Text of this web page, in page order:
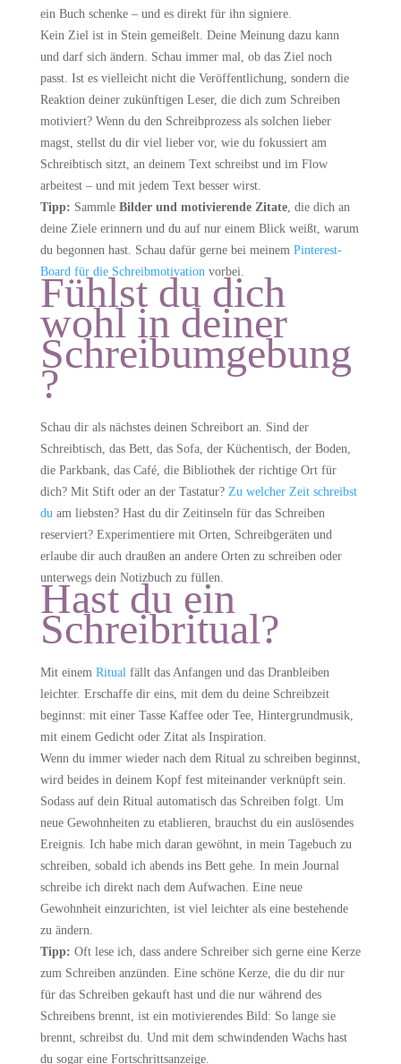
ein Buch schenke – und es direkt für ihn signiere.
Kein Ziel ist in Stein gemeißelt. Deine Meinung dazu kann
und darf sich ändern. Schau immer mal, ob das Ziel noch
passt. Ist es vielleicht nicht die Veröffentlichung, sondern die
Reaktion deiner zukünftigen Leser, die dich zum Schreiben
motiviert? Wenn du den Schreibprozess als solchen lieber
magst, stellst du dir viel lieber vor, wie du fokussiert am
Schreibtisch sitzt, an deinem Text schreibst und im Flow
arbeitest – und mit jedem Text besser wirst.
Tipp: Sammle Bilder und motivierende Zitate, die dich an
deine Ziele erinnern und du auf nur einem Blick weißt, warum
du begonnen hast. Schau dafür gerne bei meinem Pinterest-
Board für die Schreibmotivationvorbei.
Fühlst du dich
wohl in deiner
Schreibumgebung
?
Schau dir als nächstes deinen Schreibort an. Sind der
Schreibtisch, das Bett, das Sofa, der Küchentisch, der Boden,
die Parkbank, das Café, die Bibliothek der richtige Ort für
dich? Mit Stift oder an der Tastatur? Zu welcher Zeit schreibst
duam liebsten? Hast du dir Zeitinseln für das Schreiben
reserviert? Experimentiere mit Orten, Schreibgeräten und
erlaube dir auch draußen an andere Orten zu schreiben oder
unterwegs dein Notizbuch zu füllen.
Hast du ein
Schreibritual?
Mit einem Ritualfällt das Anfangen und das Dranbleiben
leichter. Erschaffe dir eins, mit dem du deine Schreibzeit
beginnst: mit einer Tasse Kaffee oder Tee, Hintergrundmusik,
mit einem Gedicht oder Zitat als Inspiration.
Wenn du immer wieder nach dem Ritual zu schreiben beginnst,
wird beides in deinem Kopf fest miteinander verknüpft sein.
Sodass auf dein Ritual automatisch das Schreiben folgt. Um
neue Gewohnheiten zu etablieren, brauchst du ein auslösendes
Ereignis. Ich habe mich daran gewöhnt, in mein Tagebuch zu
schreiben, sobald ich abends ins Bett gehe. In mein Journal
schreibe ich direkt nach dem Aufwachen. Eine neue
Gewohnheit einzurichten, ist viel leichter als eine bestehende
zu ändern.
Tipp: Oft lese ich, dass andere Schreiber sich gerne eine Kerze
zum Schreiben anzünden. Eine schöne Kerze, die du dir nur
für das Schreiben gekauft hast und die nur während des
Schreibens brennt, ist ein motivierendes Bild: So lange sie
brennt, schreibst du. Und mit dem schwindenden Wachs hast
du sogar eine Fortschrittsanzeige.